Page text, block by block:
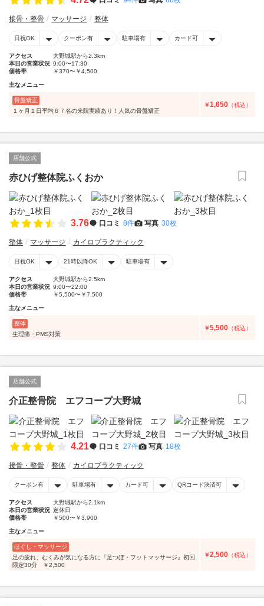
接骨・整骨 マッサージ 整体
日祝OK クーポン有 駐車場有 カード可
アクセス
大野城駅から2.3km
本日の営業状況 9:00〜17:30
価格帯
￥370〜￥4,500
主なメニュー
骨盤矯正
１ヶ月１日平均６７名の来院実績あり！人気の骨盤矯正
￥1,650 （税込）
店舗公式
赤ひげ整体院ふくおか
3.76 口コミ 8件 写真 30枚
整体 マッサージ カイロプラクティック
日祝OK 21時以降OK 駐車場有
アクセス
大野城駅から2.5km
本日の営業状況 9:00〜22:00
価格帯
￥5,500〜￥7,500
主なメニュー
整体
生理痛・PMS対策
￥5,500 （税込）
店舗公式
介正整骨院 エフコープ大野城
4.21 口コミ 27件 写真 18枚
接骨・整骨 整体 カイロプラクティック
クーポン有 駐車場有 カード可 QRコード決済可
アクセス
大野城駅から2.1km
本日の営業状況 定休日
価格帯
￥500〜￥3,900
主なメニュー
ほぐし・マッサージ
足の疲れ、むくみが気になる方に『足つぼ・フットマッサージ』初回
限定30分 ￥2,500
￥2,500 （税込）